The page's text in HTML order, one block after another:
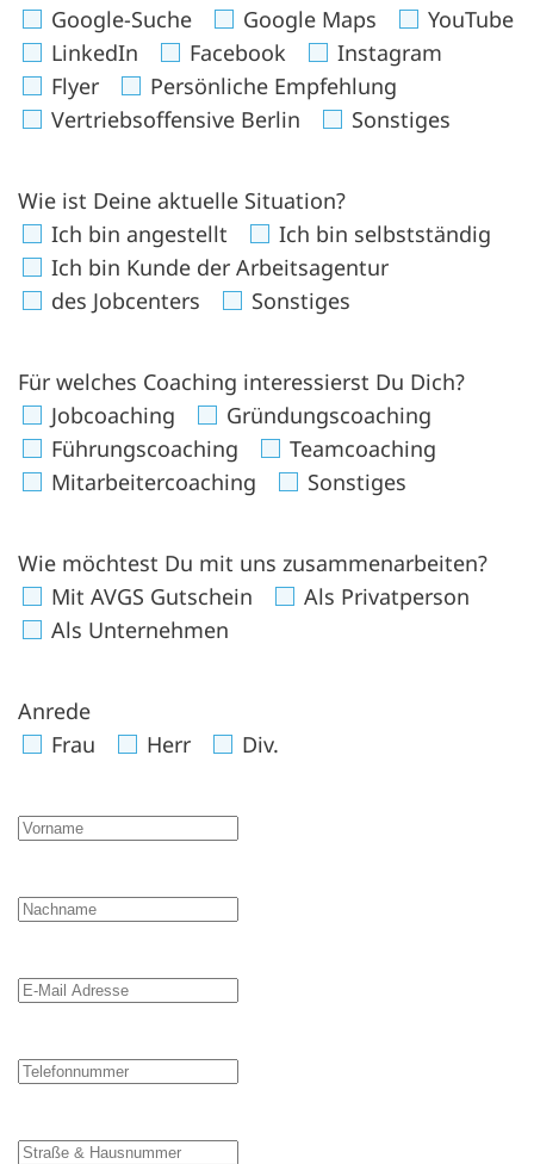
Google-Suche Google Maps
YouTube
LinkedIn
Facebook
Instagram
Flyer
Persönliche Empfehlung
Vertriebsoffensive Berlin
Sonstiges
Wie ist Deine aktuelle Situation?
Ich bin angestellt
Ich bin selbstständig
Ich bin Kunde der Arbeitsagentur
des Jobcenters
Sonstiges
Für welches Coaching interessierst Du Dich?
Jobcoaching
Gründungscoaching
Führungscoaching
Teamcoaching
Mitarbeitercoaching
Sonstiges
Wie möchtest Du mit uns zusammenarbeiten?
Mit AVGS Gutschein
Als Privatperson
Als Unternehmen
Anrede
Frau
Herr Div.
Vorname
Nachname
E-Mail Adresse
Telefonnummer
Straße & Hausnummer